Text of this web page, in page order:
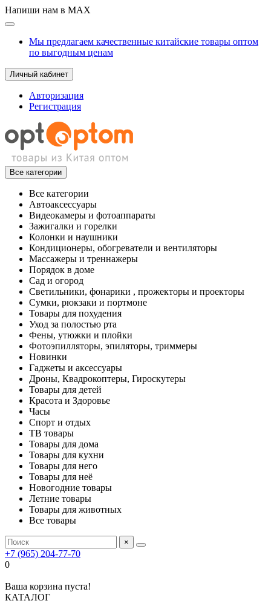
Напиши нам в MAX
Мы предлагаем качественные китайские товары оптом
по выгодным ценам
Личный кабинет
Авторизация
Регистрация
Все категории
Все категории
Автоаксессуары
Видеокамеры и фотоаппараты
Зажигалки и горелки
Колонки и наушники
Кондиционеры, обогреватели и вентиляторы
Массажеры и треннажеры
Порядок в доме
Сад и огород
Светильники, фонарики , прожекторы и проекторы
Сумки, рюкзаки и портмоне
Товары для похудения
Уход за полостью рта
Фены, утюжки и плойки
Фотоэпилляторы, эпиляторы, триммеры
Новинки
Гаджеты и аксессуары
Дроны, Квадрокоптеры, Гироскутеры
Товары для детей
Красота и Здоровье
Часы
Спорт и отдых
ТВ товары
Товары для дома
Товары для кухни
Товары для него
Товары для неё
Новогодние товары
Летние товары
Товары для животных
Все товары
×
+7 (965) 204-77-70
0
Ваша корзина пуста!
КАТАЛОГ